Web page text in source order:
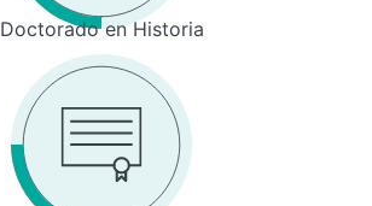
Doctorado en Historia